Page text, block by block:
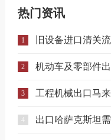
热门资讯
1 旧设备进口清关
2
3 工程机械出口马
4